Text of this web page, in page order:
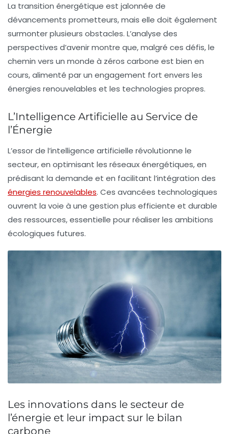
La transition énergétique est jalonnée de
dévancements prometteurs, mais elle doit également
surmonter plusieurs obstacles. L’analyse des
perspectives d’avenirmontre que, malgré ces défis, le
chemin vers un monde à zéros carbone est bien en
cours, alimenté par un engagement fort envers les
énergies renouvelables et les technologies propres.
L’Intelligence Artificielle au Service de
l’Énergie
L’essor de l’intelligence artificielle révolutionne le
secteur, en optimisant les réseaux énergétiques, en
prédisant la demande et en facilitant l’intégration des
énergies renouvelables. Ces avancées technologiques
ouvrent la voie à une gestion plus efficiente et durable
des ressources, essentielle pour réaliser les ambitions
écologiques futures.
Les innovations dans le secteur de
l’énergie et leur impact sur le bilan
carbone